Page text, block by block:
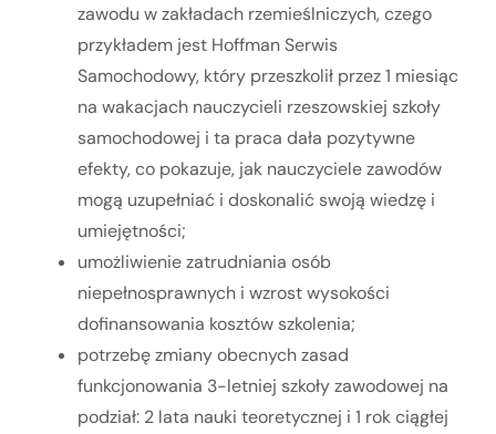
zawodu w zakładach rzemieślniczych, czego
przykładem jest Hoffman Serwis
Samochodowy, który przeszkolił przez 1 miesiąc
na wakacjach nauczycieli rzeszowskiej szkoły
samochodowej i ta praca dała pozytywne
efekty, co pokazuje, jak nauczyciele zawodów
mogą uzupełniać i doskonalić swoją wiedzę i
umiejętności;
umożliwienie zatrudniania osób
niepełnosprawnych i wzrost wysokości
dofinansowania kosztów szkolenia;
potrzebę zmiany obecnych zasad
funkcjonowania 3-letniej szkoły zawodowej na
podział: 2 lata nauki teoretycznej i 1 rok ciągłej